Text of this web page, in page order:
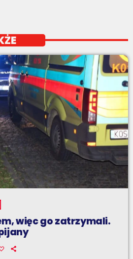
więc go zatrzymali.